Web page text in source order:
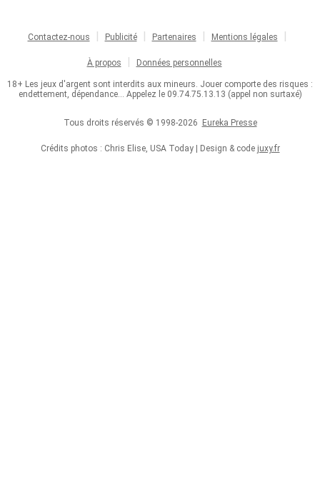
Contactez-nous Publicité Partenaires Mentions légales
À propos Données personnelles
18+ Les jeux d'argent sont interdits aux mineurs. Jouer comporte des risques :
endettement, dépendance... Appelez le 09.74.75.13.13 (appel non surtaxé)
Tous droits réservés © 1998-2026 Eureka Presse
Crédits photos : Chris Elise, USA Today | Design & code juxy.fr